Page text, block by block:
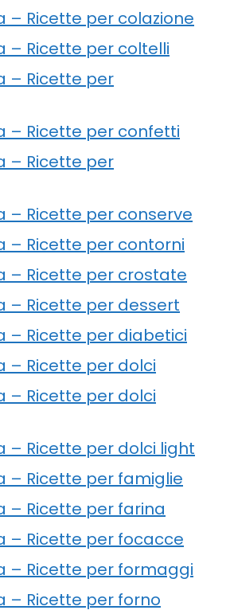
– Ricette per colazione
– Ricette per coltelli
– Ricette per
– Ricette per confetti
– Ricette per
– Ricette per conserve
– Ricette per contorni
– Ricette per crostate
– Ricette per dessert
– Ricette per diabetici
– Ricette per dolci
– Ricette per dolci
– Ricette per dolci light
– Ricette per famiglie
– Ricette per farina
– Ricette per focacce
– Ricette per formaggi
– Ricette per forno